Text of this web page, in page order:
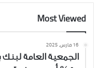
Most Viewed
16 مارس، 2025